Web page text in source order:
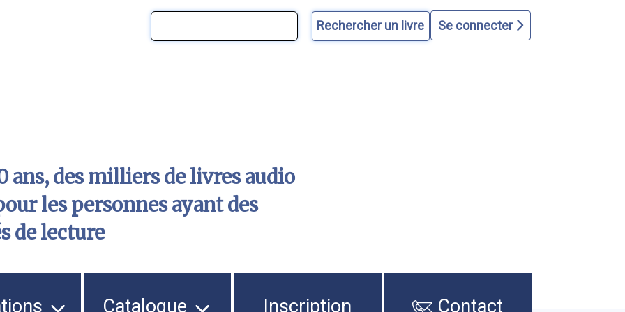
Se connecter
ans, des milliers de livres audio
les personnes ayant des
de lecture
Catalogue Inscription Contact